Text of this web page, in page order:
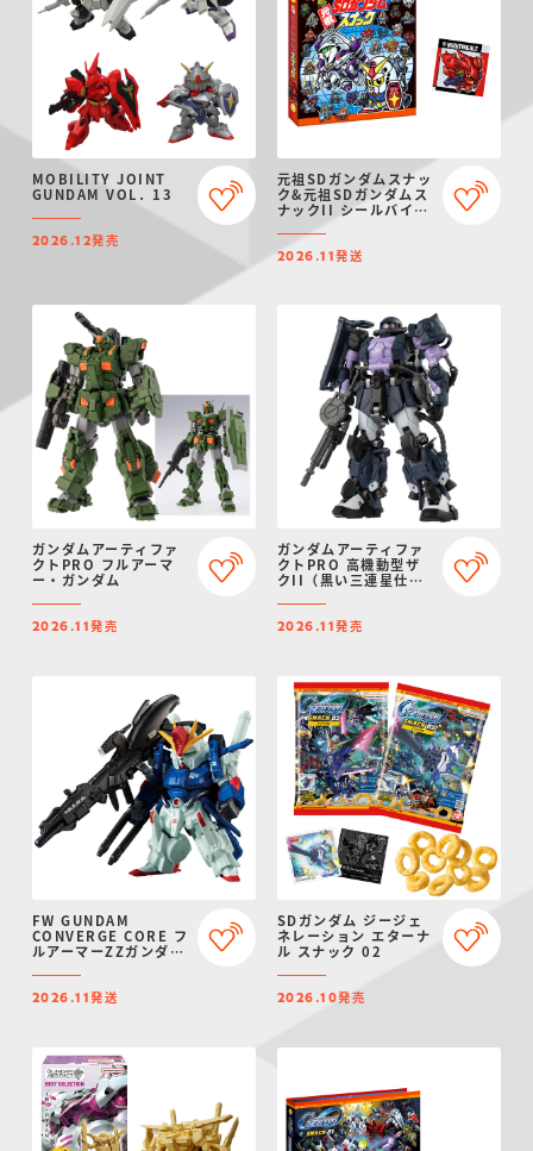
MOBILITY JOINT
GUNDAM VOL．13
2026.12発売
元祖SDガンダムスナッ
ク&元祖SDガンダムス
ナックII シールバイン
ダイ限定】
2026.11発送
ガンダムアーティファ
クトPRO フルアーマ
ー・ガンダム
2026.11発売
ガンダムアーティファ
クトPRO 高機動型ザ
クII（黒い三連星仕
2026.11発売
FW GUNDAM
CONVERGE CORE フ
ルアーマーZZガンダム
限定】
2026.11発送
SDガンダム ジージェ
ネレーション エターナ
ル スナック 02
2026.10発売